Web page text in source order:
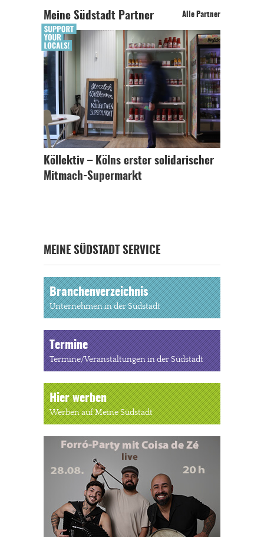
Meine Südstadt Partner Alle Partner
Köllektiv – Kölns erster solidarischer
Mitmach-Supermarkt
MEINE SÜDSTADT SERVICE
Branchenverzeichnis
Unternehmen in der Südstadt
Termine
Termine/Veranstaltungen in der Südstadt
Hier werben
Werben auf Meine Südstadt